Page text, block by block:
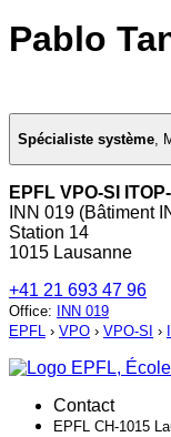
Pablo
Spécialiste système,
EPFL VPO-SI
INN 019 (Bâtiment
Station 14
1015 Lausanne
+41 21 693 47 96
Office:
INN 019
EPFL › VPO › VPO-SI ›
Contact
EPFL CH-1015